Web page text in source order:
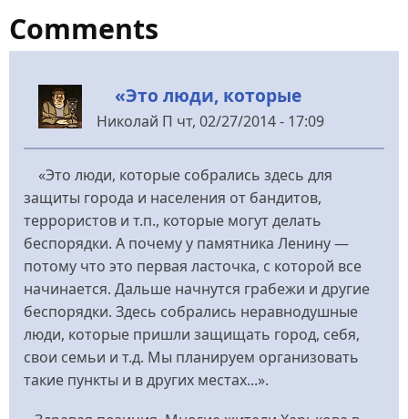
Comments
«Это люди, которые
Николай П чт, 02/27/2014 - 17:09
«Это люди, которые собрались здесь для
защиты города и населения от бандитов,
террористов и т.п., которые могут делать
беспорядки. А почему у памятника Ленину —
потому что это первая ласточка, с которой все
начинается. Дальше начнутся грабежи и другие
беспорядки. Здесь собрались неравнодушные
люди, которые пришли защищать город, себя,
свои семьи и т.д. Мы планируем организовать
такие пункты и в других местах...».